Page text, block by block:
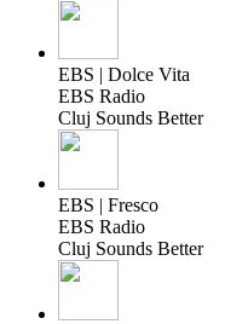
EBS | Dolce Vita
EBS Radio
Cluj Sounds Better
EBS | Fresco
EBS Radio
Cluj Sounds Better